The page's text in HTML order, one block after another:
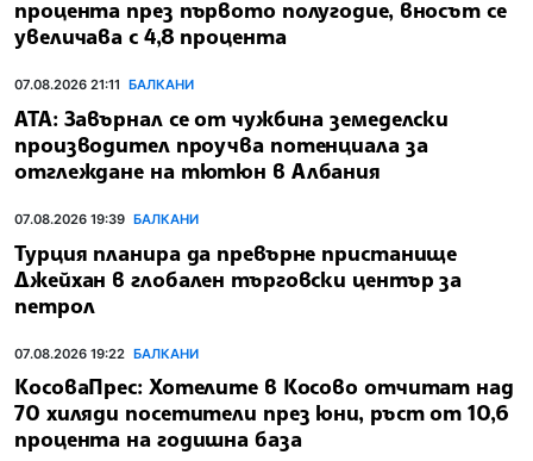
процента през първото полугодие, вносът се
увеличава с 4,8 процента
07.08.2026 21:11 БАЛКАНИ
АТА: Завърнал се от чужбина земеделски
производител проучва потенциала за
отглеждане на тютюн в Албания
07.08.2026 19:39 БАЛКАНИ
Турция планира да превърне пристанище
Джейхан в глобален търговски център за
петрол
07.08.2026 19:22 БАЛКАНИ
КосоваПрес: Хотелите в Косово отчитат над
70 хиляди посетители през юни, ръст от 10,6
процента на годишна база